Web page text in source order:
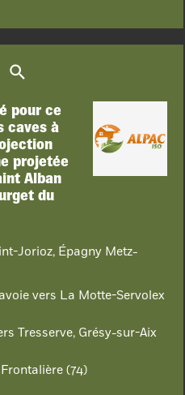
pour ce
caves à
projetée
Alban
du
Jorioz, Épagny Metz-
vers La Motte-Servolex
Tresserve, Grésy-sur-Aix
(74)